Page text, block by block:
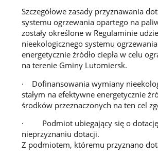
Szczegółowe zasady przyznawania
systemu ogrzewania opartego na
zostały określone w Regulaminie
nieekologicznego systemu
energetycznie źródło ciepła w celu
na terenie Gminy Lutomiersk.
· Dofinansowania wymiany
stałym na efektywne energetycznie
środków przeznaczonych na ten cel
· Podmiot ubiegający się o dotację
nieprzyznaniu dotacji.
Z podmiotem, któremu przyznano